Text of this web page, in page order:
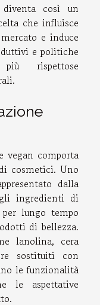
così un
che influisce
e induce
e politiche
rispettose
vegan comporta
cosmetici. Uno
dalla
ingredienti di
lungo tempo
di bellezza.
lanolina, cera
sostituiti con
le funzionalità
le aspettative